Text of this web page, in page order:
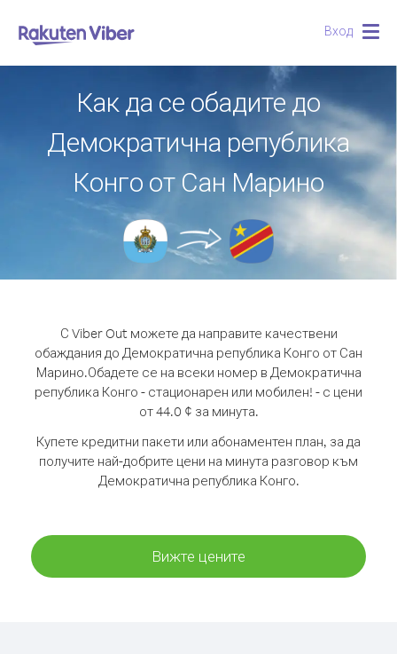
Вход
Как да се обадите до
Демократична република
Конго от Сан Марино
С Viber Out можете да направите качествени
обаждания до Демократична република Конго от Сан
Марино.Обадете се на всеки номер в Демократична
република Конго - стационарен или мобилен! - с цени
от 44.0 ¢ за минута.
Купете кредитни пакети или абонаментен план, за да
получите най-добрите цени на минута разговор към
Демократична република Конго.
Вижте цените